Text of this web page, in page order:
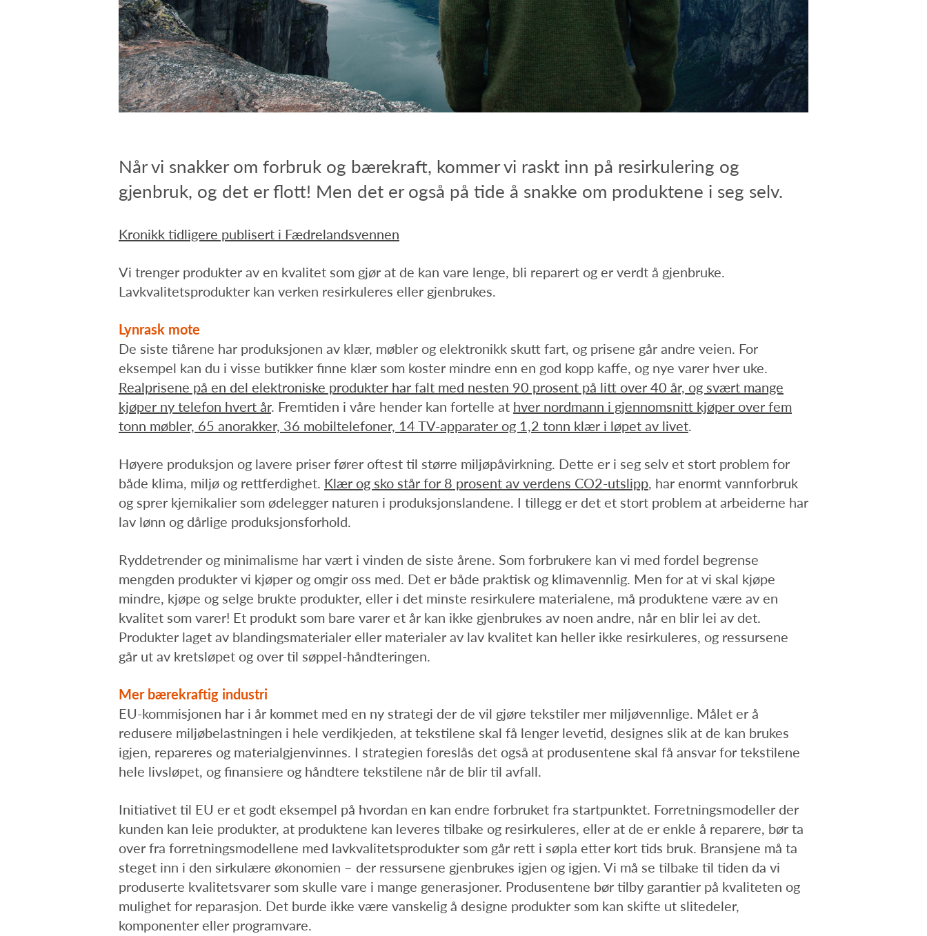
Når vi snakker om forbruk og bærekraft, kommer vi raskt inn på resirkulering og
gjenbruk, og det er flott! Men det er også på tide å snakke om produktene i seg selv.
Kronikk tidligere publisert i Fædrelandsvennen
Vi trenger produkter av en kvalitet som gjør at de kan vare lenge, bli reparert og er verdt å gjenbruke.
Lavkvalitetsprodukter kan verken resirkuleres eller gjenbrukes.
Lynrask mote
De siste tiårene har produksjonen av klær, møbler og elektronikk skutt fart, og prisene går andre veien. For
eksempel kan du i visse butikker finne klær som koster mindre enn en god kopp kaffe, og nye varer hver uke.
Realprisene på en del elektroniske produkter har falt med nesten 90 prosent på litt over 40 år, og svært mange
kjøper ny telefon hvert år. Fremtiden i våre hender kan fortelle at hver nordmann i gjennomsnitt kjøper over fem
tonn møbler, 65 anorakker, 36 mobiltelefoner, 14 TV-apparater og 1,2 tonn klær i løpet av livet.
Høyere produksjon og lavere priser fører oftest til større miljøpåvirkning. Dette er i seg selv et stort problem for
både klima, miljø og rettferdighet. Klær og sko står for 8 prosent av verdens CO2-utslipp, har enormt vannforbruk
og sprer kjemikalier som ødelegger naturen i produksjonslandene. I tillegg er det et stort problem at arbeiderne har
lav lønn og dårlige produksjonsforhold.
Ryddetrender og minimalisme har vært i vinden de siste årene. Som forbrukere kan vi med fordel begrense
mengden produkter vi kjøper og omgir oss med. Det er både praktisk og klimavennlig. Men for at vi skal kjøpe
mindre, kjøpe og selge brukte produkter, eller i det minste resirkulere materialene, må produktene være av en
kvalitet som varer! Et produkt som bare varer et år kan ikke gjenbrukes av noen andre, når en blir lei av det.
Produkter laget av blandingsmaterialer eller materialer av lav kvalitet kan heller ikke resirkuleres, og ressursene
går ut av kretsløpet og over til søppel-håndteringen.
Mer bærekraftig industri
EU-kommisjonen har i år kommet med en ny strategi der de vil gjøre tekstiler mer miljøvennlige. Målet er å
redusere miljøbelastningen i hele verdikjeden, at tekstilene skal få lenger levetid, designes slik at de kan brukes
igjen, repareres og materialgjenvinnes. I strategien foreslås det også at produsentene skal få ansvar for tekstilene
hele livsløpet, og finansiere og håndtere tekstilene når de blir til avfall.
Initiativet til EU er et godt eksempel på hvordan en kan endre forbruket fra startpunktet. Forretningsmodeller der
kunden kan leie produkter, at produktene kan leveres tilbake og resirkuleres, eller at de er enkle å reparere, bør ta
over fra forretningsmodellene med lavkvalitetsprodukter som går rett i søpla etter kort tids bruk. Bransjene må ta
steget inn i den sirkulære økonomien – der ressursene gjenbrukes igjen og igjen. Vi må se tilbake til tiden da vi
produserte kvalitetsvarer som skulle vare i mange generasjoner. Produsentene bør tilby garantier på kvaliteten og
mulighet for reparasjon. Det burde ikke være vanskelig å designe produkter som kan skifte ut slitedeler,
komponenter eller programvare.